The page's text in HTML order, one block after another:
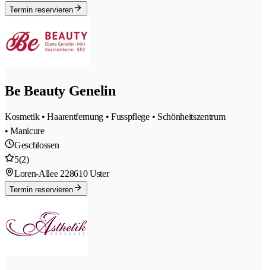
Termin reservieren
Be Beauty Genelin
Kosmetik • Haarentfernung • Fusspflege • Schönheitszentrum
• Manicure
Geschlossen
5(2)
Loren-Allee 228610 Uster
Termin reservieren